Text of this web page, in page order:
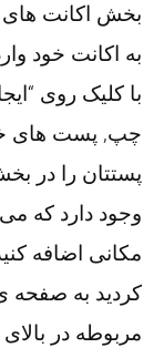
بخش اکانت های
به اکانت خود
با کلیک روی
چپ, پست های
پستتان را در
وجود دارد که
مکانی اضافه
کردید به
مربوطه در